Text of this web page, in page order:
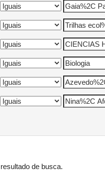
de busca.